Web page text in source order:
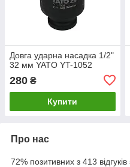
Довга ударна насадка 1/2"
32 мм YATO YT-1052
280 ₴
Купити
Про нас
72% позитивних з 413 відгуків